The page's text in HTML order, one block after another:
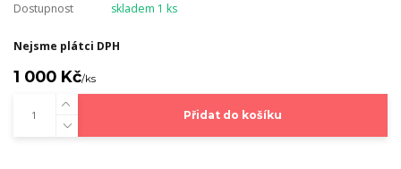
Dostupnost skladem 1 ks
Nejsme plátci DPH
1 000 Kč/ks
Přidat do košíku